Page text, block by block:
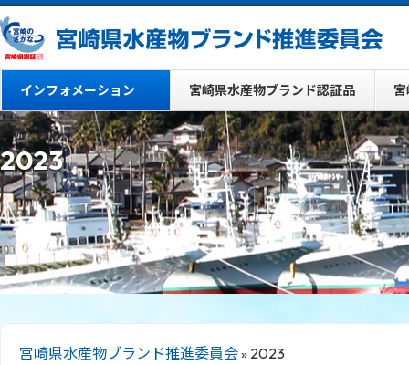
インフォメーション 宮崎県水産物ブランド認証品
2023
宮崎県水産物ブランド推進委員会» 2023